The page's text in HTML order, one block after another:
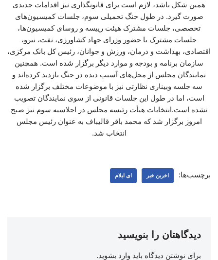
همین شکل باشد، لازم است برای قانونگذاری نیز اقدامات جدیدی
صورت گیرد. در طول جنگ تحمیلی سوم، جلسات کمیسیون‌های
تحصصی، جلسات مشترک هیئت رییسه و روسای کمیسیون‌ها،
جلسات مشترک با حضور وزرای جهاد کشاورزی، نفت، نیرو،
اقتصادی، بهداشت و درمان، ورزش و جوانان، رئیس کل بانک مرکزی،
سازمان برنامه و بودجه و موارد دیگر برگزار شده است. همچنین
نمایندگان مجلس از محل‌های آسیب دیده در جنگ بازدید کرده‌اند و
سه جلسه وبیناری ‌نظارتی نیز با موضوعات مختلف برگزار شده
است، اما در طول این جلسات قانونی از سوی نمایندگان تصویب
نشده است.انتخابات هیأت‌ رئیسه مجلس در اجلاسیه سوم نیز صبح
امروز برگزار شد که محمد باقر قالیباف به عنوان رئیس مجلس
انتخاب شد.
برچسب‌ها: اخرین خبر ای ایلام
دیدگاهتان را بنویسید
برای نوشتن دیدگاه باید وارد بشوید.